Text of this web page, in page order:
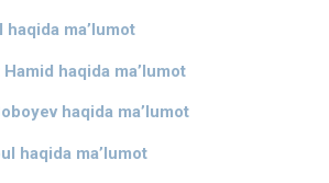
haqida ma’lumot
Hamid haqida ma’lumot
haqida ma’lumot
haqida ma’lumot